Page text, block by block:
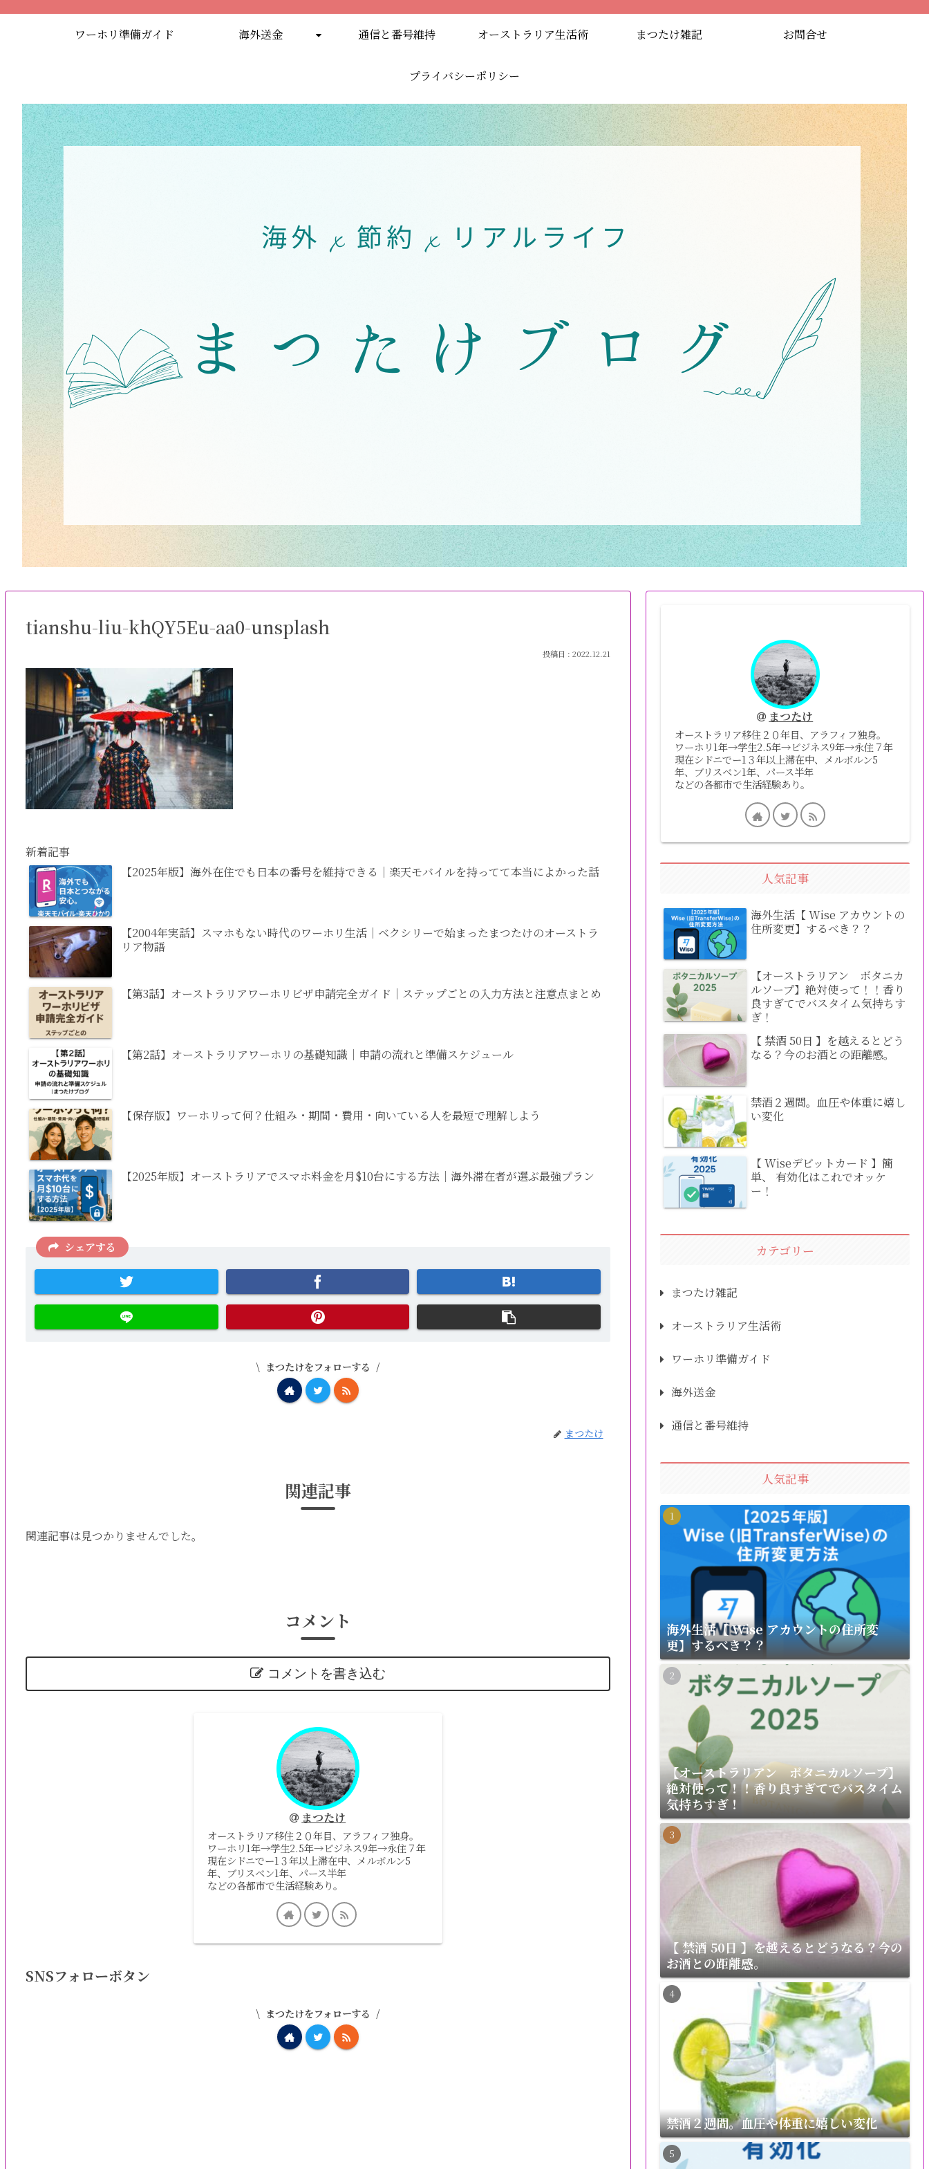
ワーホリ準備ガイド 海外送金 通信と番号維持 オーストラリア生活術 まつたけ雑記 お問合せ
プライバシーポリシー
tianshu-liu-khQY5Eu-aa0-unsplash
2022.12.21
新着記事
【2025年版】海外在住でも日本の番号を維持できる｜楽天モバイルを持ってて本当によかった話
【2004年実話】スマホもない時代のワーホリ生活｜ベクシリーで始まったまつたけのオーストラ
リア物語
【第3話】オーストラリアワーホリビザ申請完全ガイド｜ステップごとの入力方法と注意点まとめ
【第2話】オーストラリアワーホリの基礎知識｜申請の流れと準備スケジュール
【保存版】ワーホリって何？仕組み・期間・費用・向いている人を最短で理解しよう
【2025年版】オーストラリアでスマホ料金を月$10台にする方法｜海外滞在者が選ぶ最強プラン
シェアする
まつたけをフォローする
まつたけ
関連記事
関連記事は見つかりませんでした。
コメント
コメントを書き込む
まつたけ
オーストラリア移住２０年目、アラフィフ独身。
ワーホリ1年→学生2.5年→ビジネス9年→永住７年
現在シドニでー1３年以上滞在中、メルボルン5
年、ブリスベン1年、パース半年
などの各都市で生活経験あり。
SNSフォローボタン
まつたけをフォローする
まつたけ
オーストラリア移住２０年目、アラフィフ独身。
ワーホリ1年→学生2.5年→ビジネス9年→永住７年
現在シドニでー1３年以上滞在中、メルボルン5
年、ブリスベン1年、パース半年
などの各都市で生活経験あり。
人気記事
海外生活【 Wise アカウントの
住所変更】するべき？？
【オーストラリアン ボタニカ
ルソープ】絶対使って！！香り
良すぎてでバスタイム気持ちす
ぎ！
【 禁酒 50日 】を越えるとどう
なる？今のお酒との距離感。
禁酒２週間。血圧や体重に嬉し
い変化
【 Wiseデビットカード 】簡
単、 有効化はこれでオッケ
ー！
カテゴリー
まつたけ雑記
オーストラリア生活術
ワーホリ準備ガイド
海外送金
通信と番号維持
人気記事
海外生活【 Wise アカウントの住所変
更】するべき？？
【オーストラリアン ボタニカルソープ】
絶対使って！！香り良すぎてでバスタイム
気持ちすぎ！
【 禁酒 50日 】を越えるとどうなる？今の
お酒との距離感。
禁酒２週間。血圧や体重に嬉しい変化